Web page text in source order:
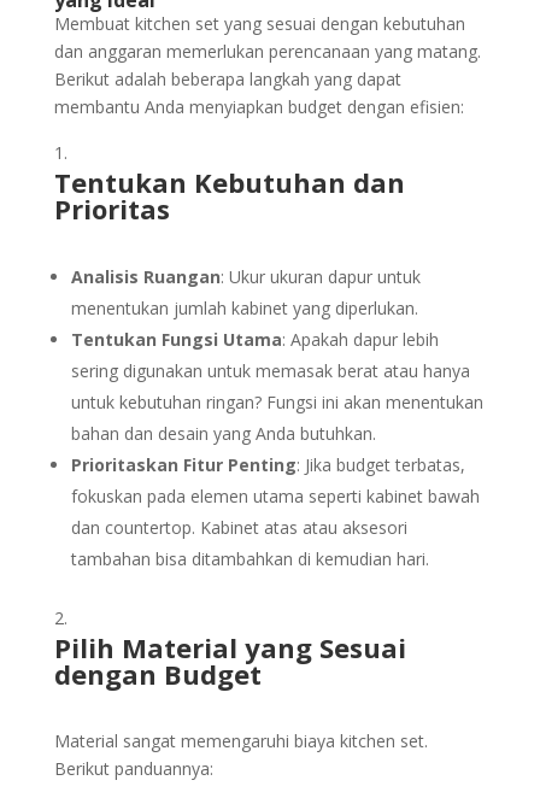
Membuat kitchen set yang sesuai dengan kebutuhan
dan anggaran memerlukan perencanaan yang matang.
Berikut adalah beberapa langkah yang dapat
membantu Anda menyiapkan budget dengan efisien:
Tentukan Kebutuhan dan
Prioritas
Analisis Ruangan: Ukur ukuran dapur untuk
menentukan jumlah kabinet yang diperlukan.
Tentukan Fungsi Utama: Apakah dapur lebih
sering digunakan untuk memasak berat atau hanya
untuk kebutuhan ringan? Fungsi ini akan menentukan
bahan dan desain yang Anda butuhkan.
Prioritaskan Fitur Penting: Jika budget terbatas,
fokuskan pada elemen utama seperti kabinet bawah
dan countertop. Kabinet atas atau aksesori
tambahan bisa ditambahkan di kemudian hari.
Pilih Material yang Sesuai
dengan Budget
Material sangat memengaruhi biaya kitchen set.
Berikut panduannya: